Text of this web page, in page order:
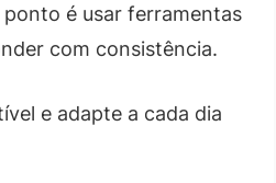
é usar ferramentas
com consistência.
e adapte a cada dia